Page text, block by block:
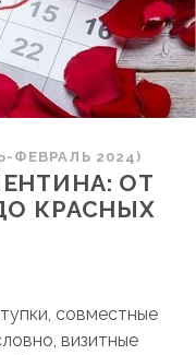
ФЕВРАЛЬ 2024)
ОТ
КРАСНЫХ
совместные
визитные